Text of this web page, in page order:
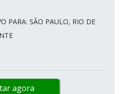
PARA: SÃO PAULO, RIO DE
agora